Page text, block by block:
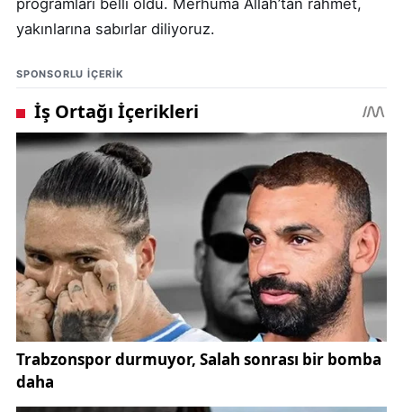
yakınlarına sabırlar diliyoruz.
SPONSORLU IÇERIK